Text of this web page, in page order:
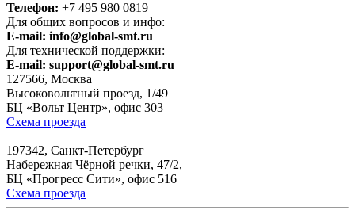
Телефон: +7 495 980 0819
Для общих вопросов и инфо:
E-mail: info@global-smt.ru
Для технической поддержки:
E-mail: support@global-smt.ru
127566, Москва
Высоковольтный проезд, 1/49
БЦ «Вольт Центр», офис 303
Схема проезда
197342, Санкт-Петербург
Набережная Чёрной речки, 47/2,
БЦ «Прогресс Сити», офис 516
Схема проезда